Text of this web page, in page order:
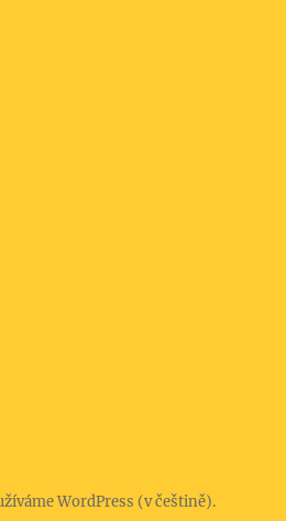
WordPress (v češtině).